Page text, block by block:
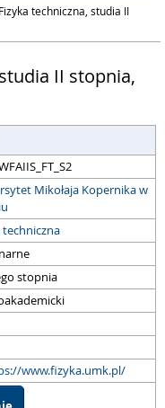
techniczna, studia II
II stopnia,
Mikołaja Kopernika w
techniczna
stopnia
www.fizyka.umk.pl/